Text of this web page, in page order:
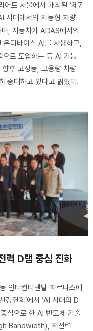
트 서울에서 개최된 ‘제7
시대에서의 지능형 차량
, 자동차가 ADAS에서의
디바이스 AI를 사용하고,
으로 도입하는 등 AI 기능
후 고성능, 고용량 차량
증대하고 있다고 밝혔다.
력 D램 중심 진화
인터컨티넨탈 파르나스에
강연회’에서 ‘AI 시대의 D
심으로 한 AI 반도체 기술
Bandwidth), 저전력